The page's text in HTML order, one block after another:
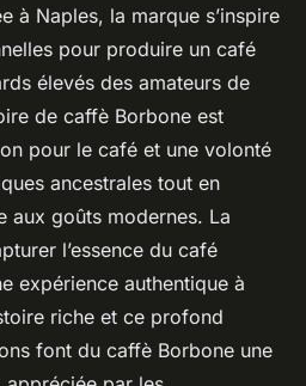
à Naples, la marque s’inspire
pour produire un café
élevés des amateurs de
de caffè Borbone est
pour le café et une volonté
ancestrales tout en
aux goûts modernes. La
l’essence du café
expérience authentique à
riche et ce profond
font du caffè Borbone une